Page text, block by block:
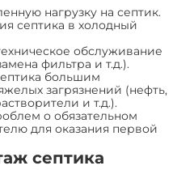
нагрузку на септик.
септика в холодный
обслуживание
фильтра и т.д.).
большим
загрязнений (нефть,
и т.д.).
о обязательном
для оказания первой
септика